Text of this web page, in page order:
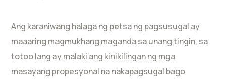
Ang karaniwang halaga ng petsa ng pagsusugal ay
maaaring magmukhang maganda sa unang tingin, sa
totoo lang ay malaki ang kinikilingan ng mga
masayang propesyonal na nakapagsugal bago